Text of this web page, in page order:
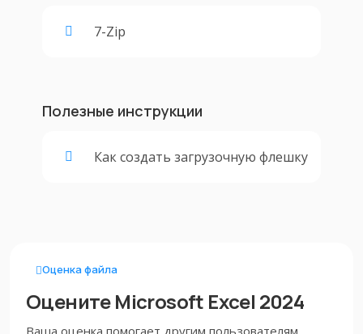
7-Zip
Полезные инструкции
Как создать загрузочную флешку
Оценка файла
Оцените Microsoft Excel 2024